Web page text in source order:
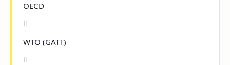
OECD

WTO (GATT)
